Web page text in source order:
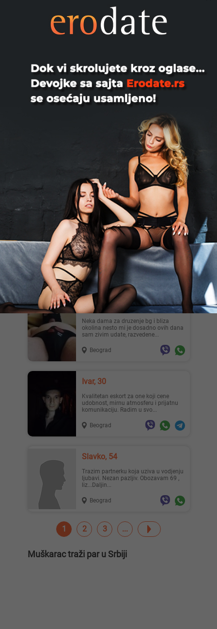
Beograd
⭐️⭐️⭐️Ekskluzivno bekstvo za vaša čula.
🌬🔮Zaboravite obaveze i očekivanja.
Vaše zadovoljstvo i op...
Beograd
Za Dame I Parove, 33
pažljiva i diskretna druženja isključivo
za dame koje žele p...
Subotica
🚨❗️⭕️⭐️Secret Service ⭐️⭕️❗️🚨,
33
⭐️⭐️⭐️Ekskluzivno bekstvo za vaša čula.
🌬🔮Zaboravite obaveze i očekivanja.
Vaše zadovoljstvo i op...
Beograd
Vilimseks, 39
Neka dama za druzenje bg i bliza
okolina nesto mi je dosadno ovih dana
sam zivim udate, razvedene...
Beograd
Ivar, 30
Kvalitetan eskort za one koji cene
udobnost, mirnu atmosferu i prijatnu
komunikaciju. Radim u svo...
Beograd
Slavko, 54
Trazim partnerku koja uziva u vodjenju
ljubavi. Nezan pazljiv. Obozavam 69 ,
liz...Daljin...
Beograd
1 2 3
Muškarac traži par u Srbiji